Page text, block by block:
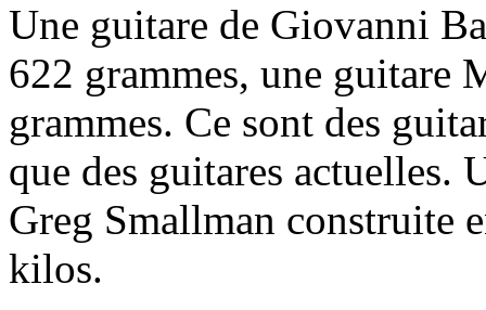
Une guitare de Giovanni
622 grammes, une guitare
grammes. Ce sont des
que des guitares actuelles.
Greg Smallman construite
kilos.